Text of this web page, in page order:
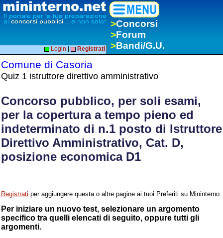
>Concorsi
>Forum
>Bandi/G.U.
Login Registrati
Comune di Casoria
Quiz 1 istruttore direttivo amministrativo
Concorso pubblico, per soli esami,
per la copertura a tempo pieno ed
indeterminato di n.1 posto di Istruttore
Direttivo Amministrativo, Cat. D,
posizione economica D1
Registrati per aggiungere questa o altre pagine ai tuoi Preferiti su Mininterno.
Per iniziare un nuovo test, selezionare un argomento
specifico tra quelli elencati di seguito, oppure tutti gli
argomenti.